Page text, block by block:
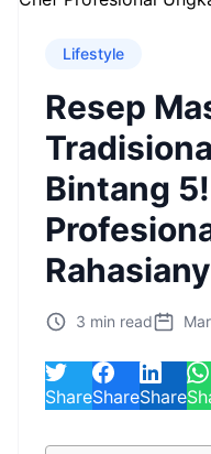
Lifestyle
Resep
Bintang
3 min read
ShareShareShare